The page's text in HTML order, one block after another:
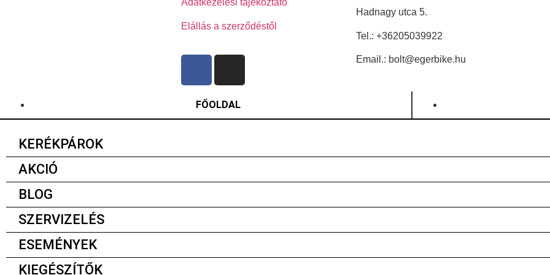
Adatkezelési tájékoztató
Elállás a szerződéstől
Hadnagy utca 5.
Tel.: +36205039922
Email.: bolt@egerbike.hu
FŐOLDAL
KERÉKPÁROK
AKCIÓ
BLOG
SZERVIZELÉS
ESEMÉNYEK
KIEGÉSZÍTŐK